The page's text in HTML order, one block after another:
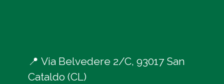
📍 Via Belvedere 2/C, 93017 San
Cataldo (CL)